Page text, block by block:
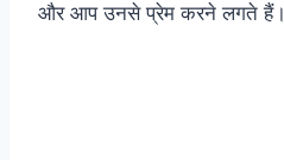
और आप उनसे प्रेम करने लगते हैं।